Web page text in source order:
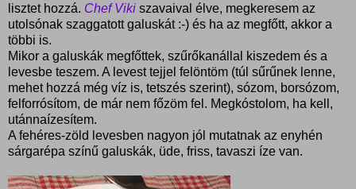
lisztet hozzá. Chef Viki szavaival élve, megkeresem az
utolsónak szaggatott galuskát :-) és ha az megfőtt, akkor a
többi is.
Mikor a galuskák megfőttek, szűrőkanállal kiszedem és a
levesbe teszem. A levest tejjel felöntöm (túl sűrűnek lenne,
mehet hozzá még víz is, tetszés szerint), sózom, borsózom,
felforrósítom, de már nem főzöm fel. Megkóstolom, ha kell,
utánnaízesítem.
A fehéres-zöld levesben nagyon jól mutatnak az enyhén
sárgarépa színű galuskák, üde, friss, tavaszi íze van.